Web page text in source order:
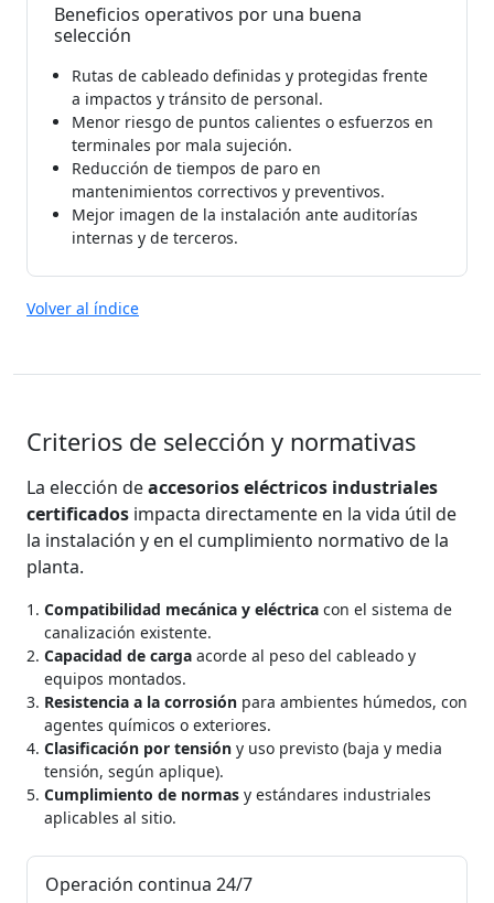
Beneficios operativos por una buena
selección
Rutas de cableado definidas y protegidas frente
a impactos y tránsito de personal.
Menor riesgo de puntos calientes o esfuerzos en
terminales por mala sujeción.
Reducción de tiempos de paro en
mantenimientos correctivos y preventivos.
Mejor imagen de la instalación ante auditorías
internas y de terceros.
Volver al índice
Criterios de selección y normativas
La elección deaccesorios eléctricos industriales
certificados impacta directamente en la vida útil de
la instalación y en el cumplimiento normativo de la
planta.
Compatibilidad mecánica y eléctrica con el sistema de
canalización existente.
Capacidad de carga acorde al peso del cableado y
equipos montados.
Resistencia a la corrosión para ambientes húmedos, con
agentes químicos o exteriores.
Clasificación por tensión y uso previsto (baja y media
tensión, según aplique).
Cumplimiento de normas y estándares industriales
aplicables al sitio.
Operación continua 24/7